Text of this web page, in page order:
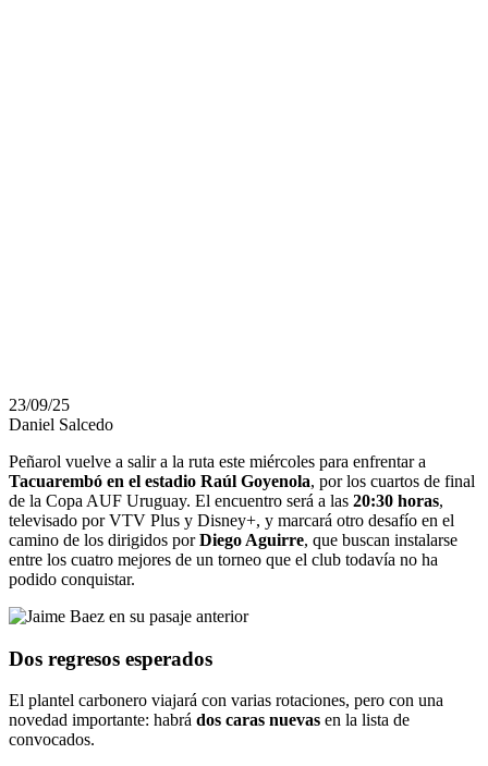
23/09/25
Daniel Salcedo
Peñarol vuelve a salir a la ruta este miércoles para enfrentar a
Tacuarembó en el estadio Raúl Goyenola, por los cuartos de final
de la Copa AUF Uruguay. El encuentro será a las 20:30 horas,
televisado por VTV Plus y Disney+, y marcará otro desafío en el
camino de los dirigidos porDiego Aguirre, que buscan instalarse
entre los cuatro mejores de un torneo que el club todavía no ha
podido conquistar.
Dos regresos esperados
El plantel carbonero viajará con varias rotaciones, pero con una
novedad importante: habrá dos caras nuevas en la lista de
convocados.